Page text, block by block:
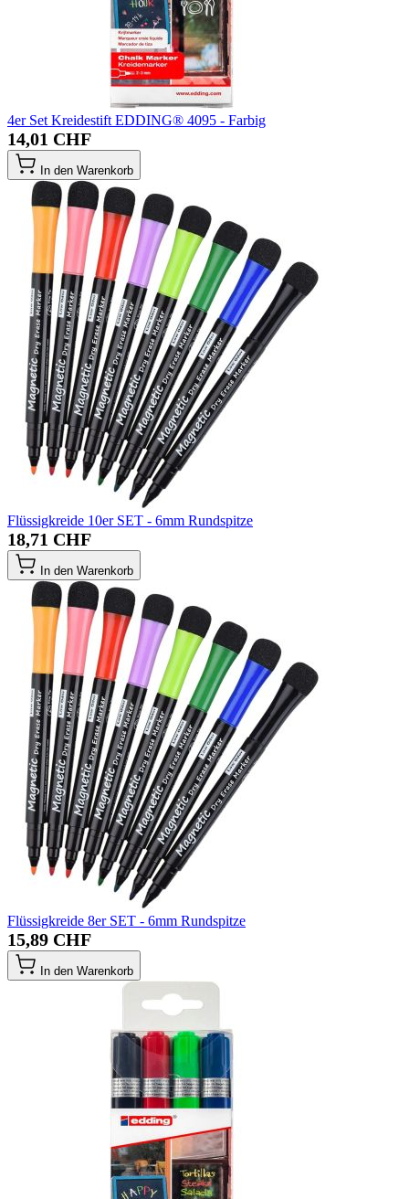
4er Set Kreidestift EDDING® 4095 - Farbig
14,01 CHF
In den Warenkorb
Flüssigkreide 10er SET - 6mm Rundspitze
18,71 CHF
In den Warenkorb
Flüssigkreide 8er SET - 6mm Rundspitze
15,89 CHF
In den Warenkorb